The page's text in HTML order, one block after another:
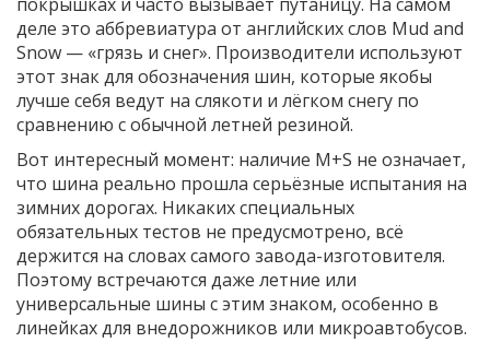
деле это аббревиатура от английских слов Mud and
Snow — «грязь и снег». Производители используют
этот знак для обозначения шин, которые якобы
лучше себя ведут на слякоти и лёгком снегу по
сравнению с обычной летней резиной.
Вот интересный момент: наличие M+S не означает,
что шина реально прошла серьёзные испытания на
зимних дорогах. Никаких специальных
обязательных тестов не предусмотрено, всё
держится на словах самого завода-изготовителя.
Поэтому встречаются даже летние или
универсальные шины с этим знаком, особенно в
линейках для внедорожников или микроавтобусов.